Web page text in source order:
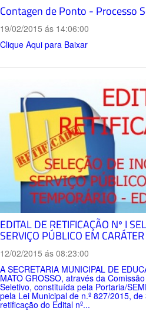
Contagen de Ponto - Processo
19/02/2015 ás 14:06:00
Clique Aqui para Baixar
EDITAL DE RETIFICAÇÃO Nº I
SERVIÇO PÚBLICO EM
12/02/2015 ás 08:23:00
A SECRETARIA MUNICIPAL DE
MATO GROSSO, através da
Seletivo, constituída pela Portaria/
pela Lei Municipal de n.º 827/2015,
retificação do Edital nº...